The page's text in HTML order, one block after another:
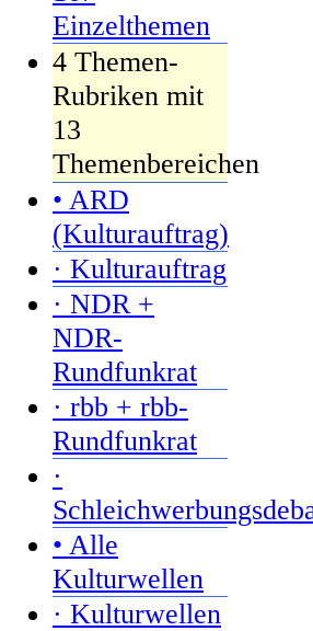
Einzelthemen
4 Themen-
Rubriken mit
13
Themenbereichen
• ARD
(Kulturauftrag)
· Kulturauftrag
· NDR +
NDR-
Rundfunkrat
· rbb + rbb-
Rundfunkrat
·
• Alle
Kulturwellen
· Kulturwellen